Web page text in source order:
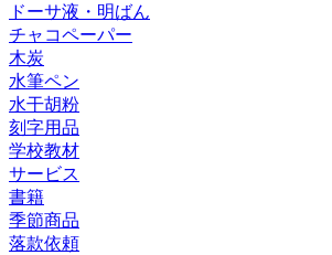
ドーサ液・明ばん
チャコペーパー
木炭
水筆ペン
水干胡粉
刻字用品
学校教材
サービス
書籍
季節商品
落款依頼